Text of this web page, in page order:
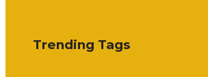
Trending Tags